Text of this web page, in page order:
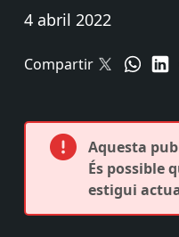
4 abril 2022
Compartir
Aquesta
És possible
estigui